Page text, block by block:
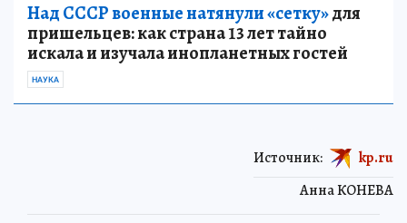
Над СССР военные натянули «сетку»для
пришельцев: как страна 13 лет тайно
искала и изучала инопланетных гостей
НАУКА
Анна КОНЕВА
Источник: kp.ru